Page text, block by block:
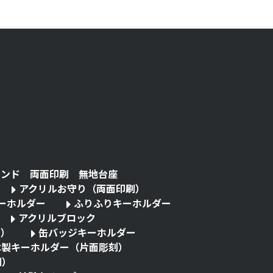
ンド 両面印刷 無地台座
アクリルお守り（両面印刷）
ホルダー
ふりふりキーホルダー
アクリルブロック
缶バッジキーホルダー
キーホルダー（片面彫刻）